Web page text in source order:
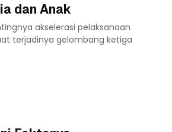
dan Anak
akselerasi pelaksanaan
terjadinya gelombang ketiga